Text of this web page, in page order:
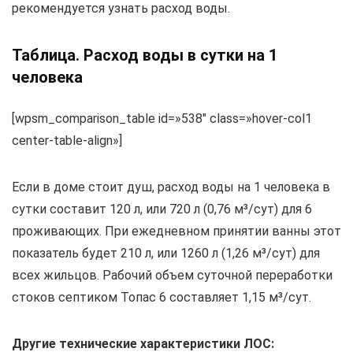
рекомендуется узнать расход воды.
Таблица. Расход воды в сутки на 1
человека
[wpsm_comparison_table id=»538″ class=»hover-col1
center-table-align»]
Если в доме стоит душ, расход воды на 1 человека в
сутки составит 120 л, или 720 л (0,76 м³/сут) для 6
проживающих. При ежедневном принятии ванны этот
показатель будет 210 л, или 1260 л (1,26 м³/сут) для
всех жильцов. Рабочий объем суточной переработки
стоков септиком Топас 6 составляет 1,15 м³/сут.
Другие технические характеристики ЛОС: